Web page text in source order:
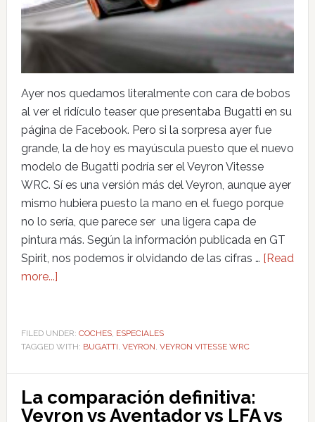
Ayer nos quedamos literalmente con cara de bobos
al ver el ridículo teaser que presentaba Bugatti en su
página de Facebook. Pero si la sorpresa ayer fue
grande, la de hoy es mayúscula puesto que el nuevo
modelo de Bugatti podría ser el Veyron Vitesse
WRC. Sí es una versión más del Veyron, aunque ayer
mismo hubiera puesto la mano en el fuego porque
no lo sería, que parece ser una ligera capa de
pintura más. Según la información publicada en GT
Spirit, nos podemos ir olvidando de las cifras … [Read
more...]
FILED UNDER: COCHES, ESPECIALES
TAGGED WITH: BUGATTI, VEYRON, VEYRON VITESSE WRC
La comparación definitiva:
Veyron vs Aventador vs LFA vs